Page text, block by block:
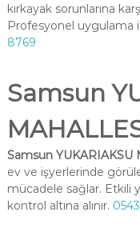
kırkayak sorunlarına
Profesyonel uygulama
8769
Samsun
Samsun YUKARIAKSU
ev ve işyerlerinde
mücadele sağlar. Etkili
kontrol altına alınır.